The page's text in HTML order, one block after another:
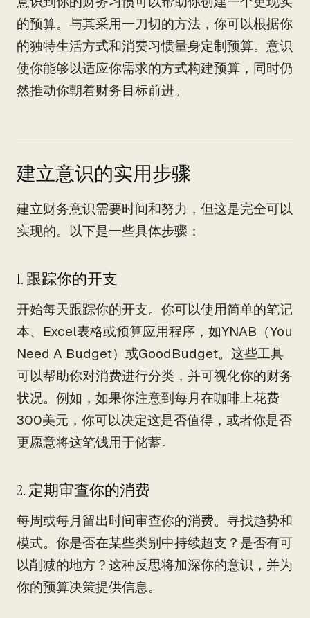
的预算。与其采用一刀切的方法，你可以根据你
的独特生活方式和消费习惯量身定制预算。意识
使你能够以适应你需求的方式构建预算，同时仍
然推动你朝着财务目标前进。
建立意识的实用步骤
建立财务意识需要时间和努力，但这是完全可以
实现的。以下是一些具体步骤：
1. 跟踪你的开支
开始每天跟踪你的开支。你可以使用简单的笔记
本、Excel表格或预算应用程序，如YNAB（You
Need A Budget）或GoodBudget。这些工具
可以帮助你对消费进行分类，并可视化你的财务
状况。例如，如果你注意到每月在咖啡上花费
300美元，你可以决定这是否值得，或者你是否
更愿意将这笔钱用于储蓄。
2. 定期审查你的消费
每周或每月留出时间审查你的消费。寻找趋势和
模式。你是否在某些类别中持续超支？是否有可
以削减的地方？这种反思将加深你的意识，并为
你的预算决策提供信息。